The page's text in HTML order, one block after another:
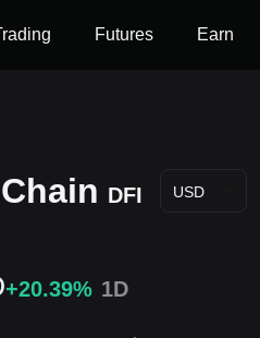
Futures Earn
DFI USD
+20.39% 1D